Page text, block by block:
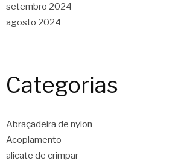
setembro 2024
agosto 2024
Categorias
Abraçadeira de nylon
Acoplamento
alicate de crimpar